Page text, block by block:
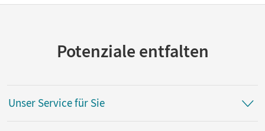
Potenziale entfalten
Unser Service für Sie